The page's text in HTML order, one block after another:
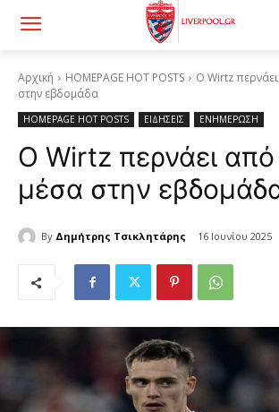
Αρχική HOMEPAGE HOT POSTS
Ο Wirtz
στην εβδομάδα
HOMEPAGE HOT POSTS ΕΙΔΗΣΕΙΣ ΕΝΗΜΕΡΩΣΗ
Ο Wirtz περνάει από
μέσα στην
By Δημήτρης Τσικλητάρης 16 Ιουνίου 2025